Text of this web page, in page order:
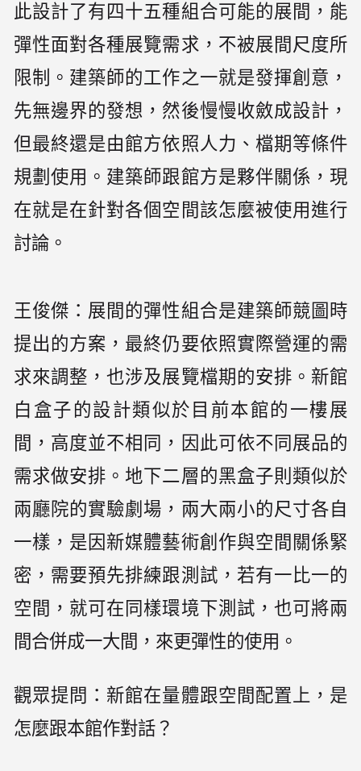
此設計了有四十五種組合可能的展間，能
彈性面對各種展覽需求，不被展間尺度所
限制。建築師的工作之一就是發揮創意，
先無邊界的發想，然後慢慢收斂成設計，
但最終還是由館方依照人力、檔期等條件
規劃使用。建築師跟館方是夥伴關係，現
在就是在針對各個空間該怎麼被使用進行
討論。
王俊傑：展間的彈性組合是建築師競圖時
提出的方案，最終仍要依照實際營運的需
求來調整，也涉及展覽檔期的安排。新館
白盒子的設計類似於目前本館的一樓展
間，高度並不相同，因此可依不同展品的
需求做安排。地下二層的黑盒子則類似於
兩廳院的實驗劇場，兩大兩小的尺寸各自
一樣，是因新媒體藝術創作與空間關係緊
密，需要預先排練跟測試，若有一比一的
空間，就可在同樣環境下測試，也可將兩
間合併成一大間，來更彈性的使用。
觀眾提問：新館在量體跟空間配置上，是
怎麼跟本館作對話？